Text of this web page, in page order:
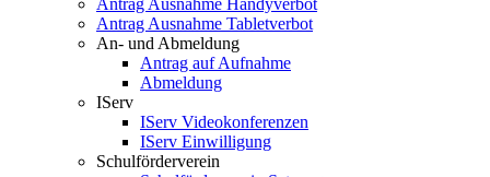
Antrag Ausnahme Handyverbot
Antrag Ausnahme Tabletverbot
An- und Abmeldung
Antrag auf Aufnahme
Abmeldung
IServ
IServ Videokonferenzen
IServ Einwilligung
Schulförderverein